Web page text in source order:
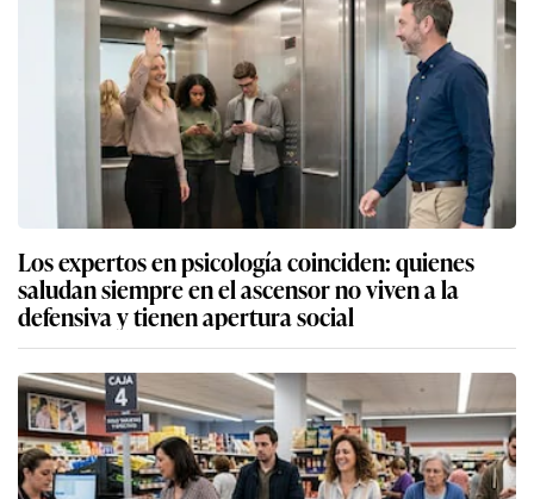
Los expertos en psicología coinciden: quienes
saludan siempre en el ascensor no viven a la
defensiva y tienen apertura social